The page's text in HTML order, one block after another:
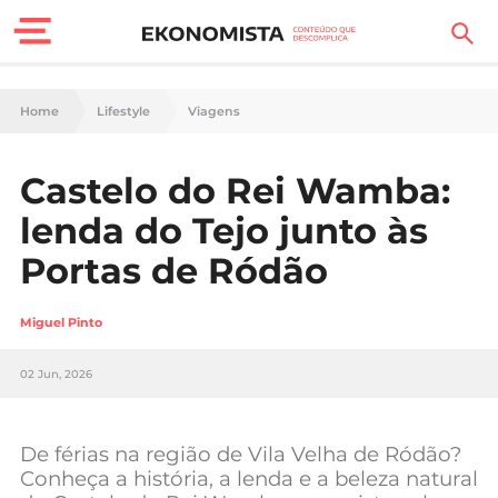
Finanças Pessoais
Carreira
Casa
Lifestyle
Sociedade
Negócios
Home Lifestyle Viagens
Castelo do Rei Wamba:
lenda do Tejo junto às
Portas de Ródão
Miguel Pinto
02 Jun, 2026
De férias na região de Vila Velha de Ródão?
Conheça a história, a lenda e a beleza natural